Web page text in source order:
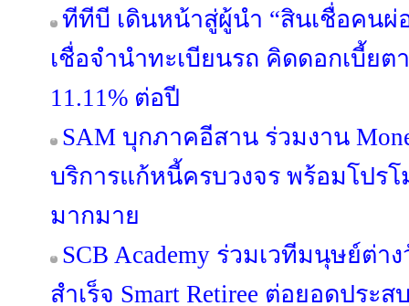
ทีทีบี เดินหน้าสู่ผู้นำ “สินเชื่อคน
เชื่อจำนำทะเบียนรถ คิดดอกเบี้ย
11.11% ต่อปี
SAM บุกภาคอีสาน ร่วมงาน
บริการแก้หนี้ครบวงจร พร้อมโปร
มากมาย
SCB Academy ร่วมเวทีมนุษย์ต่า
สำเร็จ Smart Retiree ต่อยอดปร